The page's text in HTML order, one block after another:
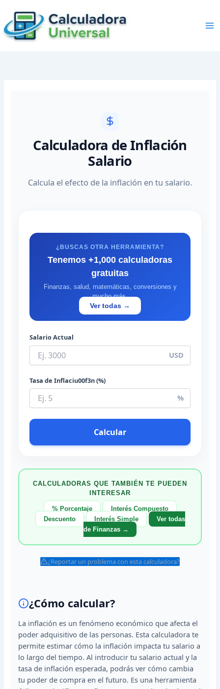
content
Calculadora de Inflación
Salario
Calcula el efecto de la inflación en tu salario.
¿BUSCAS OTRA HERRAMIENTA?
Tenemos +1,000 calculadoras
gratuitas
Finanzas, salud, matemáticas, conversiones y
mucho más.
Ver todas →
Salario Actual
USD
Tasa de Inflaciu00f3n (%)
%
Calcular
CALCULADORAS QUE TAMBIÉN TE PUEDEN
INTERESAR
% Porcentaje
Interés Compuesto
Descuento
Interés Simple
Ver todas
de Finanzas →
¿Reportar un problema con esta calculadora?
¿Cómo calcular?
La inflación es un fenómeno económico que afecta el
poder adquisitivo de las personas. Esta calculadora te
permite estimar cómo la inflación impacta tu salario a
lo largo del tiempo. Al introducir tu salario actual y la
tasa de inflación esperada, podrás ver cómo cambia
tu poder de compra en el futuro. Es una herramienta